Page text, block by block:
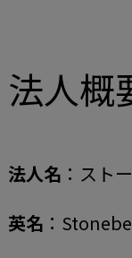
法人概
法人名 ：スト
英名 ：